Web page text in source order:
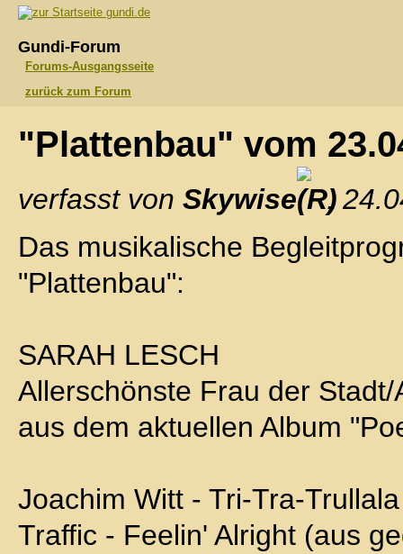
gundi.de
Gundi-Forum
Forums-Ausgangsseite
zurück zum Forum
"Plattenbau" vom
verfasst von Skywise
,
Das musikalische
"Plattenbau":
SARAH LESCH
Allerschönste Frau der
aus dem aktuellen Album
Joachim Witt - Tri-Tra-
Traffic - Feelin' Alright (aus